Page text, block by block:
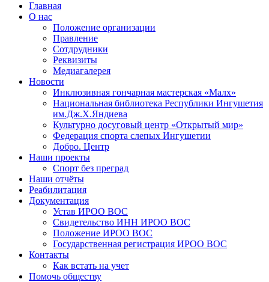
Главная
О нас
Положение организации
Правление
Сотдрудники
Реквизиты
Медиагалерея
Новости
Инклюзивная гончарная мастерская «Малх»
Национальная библиотека Республики Ингушетия
им.Дж.Х.Яндиева
Культурно досуговый центр «Открытый мир»
Федерация спорта слепых Ингушетии
Добро. Центр
Наши проекты
Спорт без преград
Наши отчёты
Реабилитация
Документация
Устав ИРОО ВОС
Свидетельство ИНН ИРОО ВОС
Положение ИРОО ВОС
Государственная регистрация ИРОО ВОС
Контакты
Как встать на учет
Помочь обществу